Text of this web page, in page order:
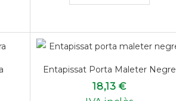
Entapissat Porta Maleter Negre
18,13 €